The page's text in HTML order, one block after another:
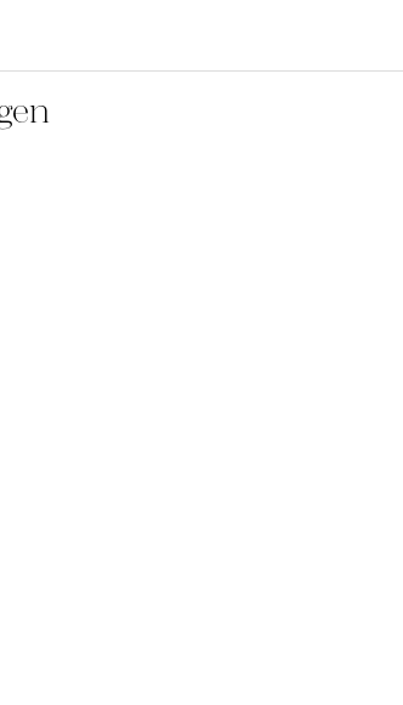
Körper Energie und beruhigen Sie
COCO-BETAIN,